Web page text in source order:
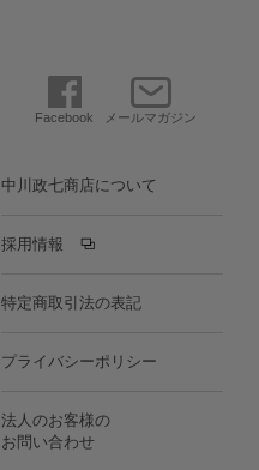
Facebook メールマガジン
中川政七商店について
採用情報
特定商取引法の表記
プライバシーポリシー
法人のお客様の
お問い合わせ